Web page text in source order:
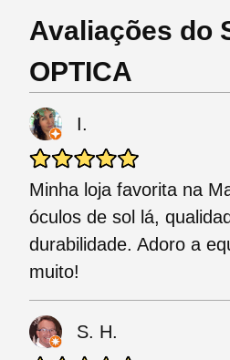
Avaliações do
OPTICA
I.
Minha loja favorita na
óculos de sol lá,
durabilidade. Adoro a
muito!
S. H.